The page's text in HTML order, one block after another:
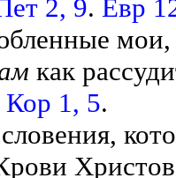
2, 9. Евр
как
Кор 1, 5.